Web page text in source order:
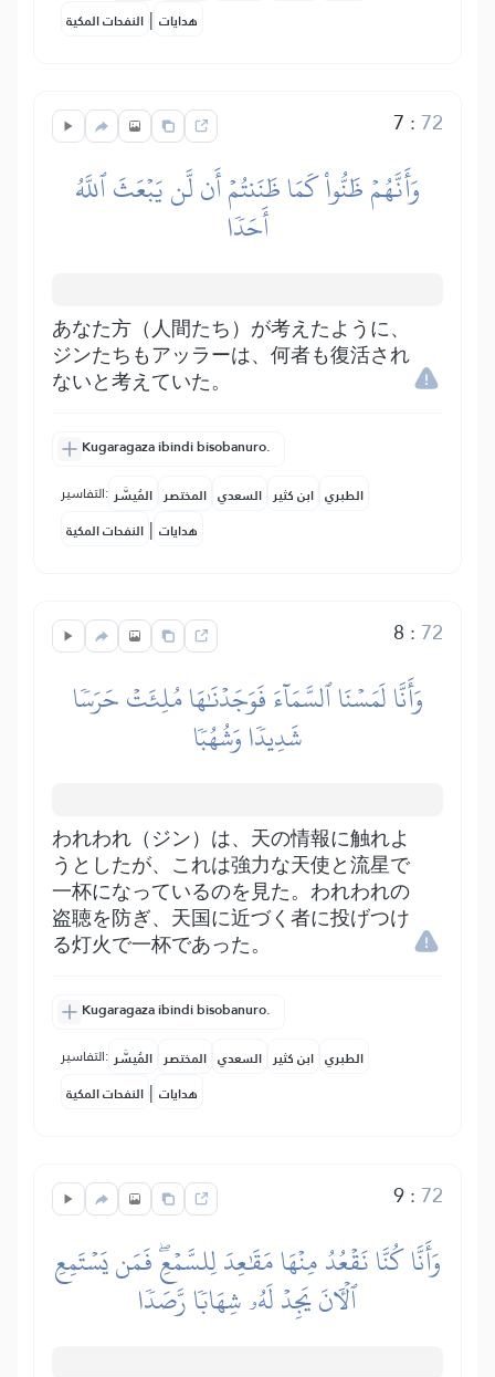
النفحات المكية | هدايات
7 : 72
وَأَنَّهُمۡ ظَنُّواْ كَمَا ظَنَنتُمۡ أَن لَّن يَبۡعَثَ ٱللَّهُ
أَحَدٗا
あなた方（人間たち）が考えたように、
ジンたちもアッラーは、何者も復活され
ないと考えていた。
Kugaragaza ibindi bisobanuro.
التفاسير: المُيسَّر المختصر السعدي ابن كثير الطبري
النفحات المكية | هدايات
8 : 72
وَأَنَّا لَمَسۡنَا ٱلسَّمَآءَ فَوَجَدۡنَٰهَا مُلِئَتۡ حَرَسٗا
شَدِيدٗا وَشُهُبٗا
われわれ（ジン）は、天の情報に触れよ
うとしたが、これは強力な天使と流星で
一杯になっているのを見た。われわれの
盗聴を防ぎ、天国に近づく者に投げつけ
る灯火で一杯であった。
Kugaragaza ibindi bisobanuro.
التفاسير: المُيسَّر المختصر السعدي ابن كثير الطبري
النفحات المكية | هدايات
9: 72
وَأَنَّا كُنَّا نَقۡعُدُ مِنۡهَا مَقَٰعِدَ لِلسَّمۡعِۖ فَمَن يَسۡتَمِعِ
ٱلۡأٓنَ يَجِدۡ لَهُۥ شِهَابٗا رَّصَدٗا